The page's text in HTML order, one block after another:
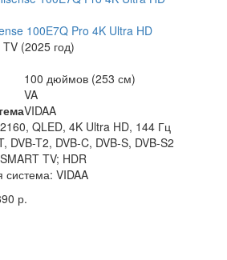
100E7Q Pro 4K Ultra HD
(2025 год)
100 дюймов (253 см)
VA
VIDAA
QLED, 4K Ultra HD, 144 Гц
DVB-T2, DVB-C, DVB-S, DVB-S2
SMART TV; HDR
система: VIDAA
р.